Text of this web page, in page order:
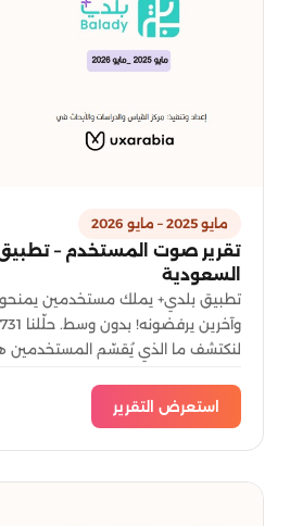
مايو 2025 – مايو 2026
تقرير صوت المستخدم –
السعودية
تطبيق بلدي+ يملك مستخدمين
لنكتشف ما الذي يُقسّم المستخدمين
استعرض التقرير